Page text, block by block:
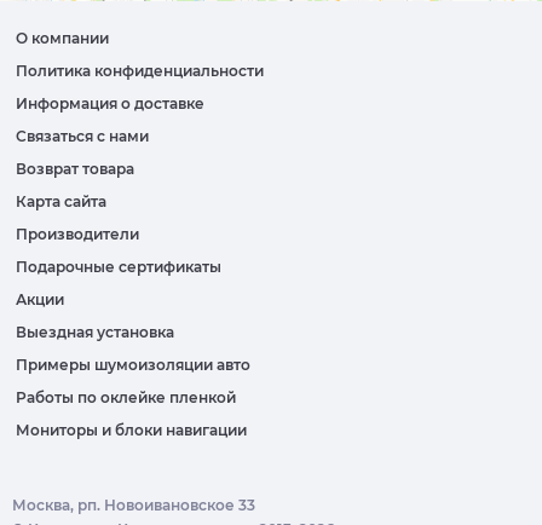
О компании
Политика конфиденциальности
Информация о доставке
Связаться с нами
Возврат товара
Карта сайта
Производители
Подарочные сертификаты
Акции
Выездная установка
Примеры шумоизоляции авто
Работы по оклейке пленкой
Мониторы и блоки навигации
Москва, рп. Новоивановское 33